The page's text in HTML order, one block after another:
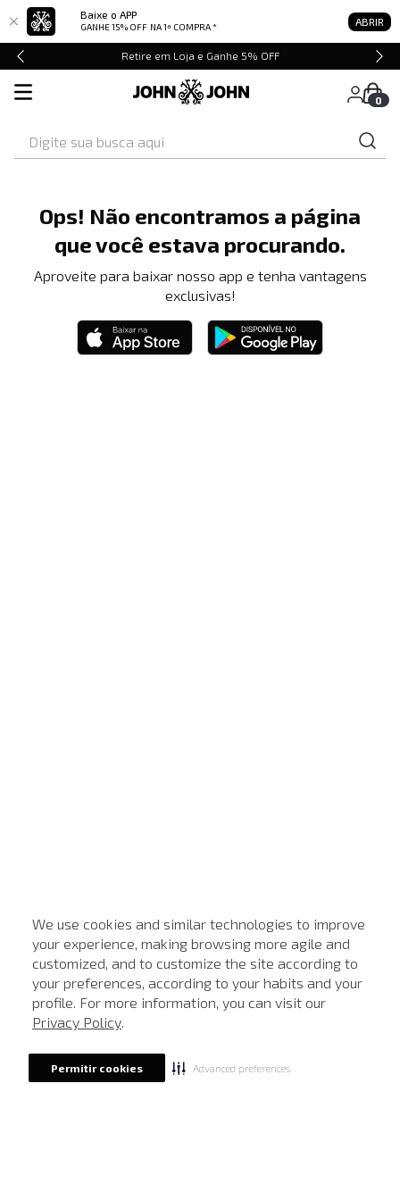
Baixe o APP
GANHE 15% OFF NA 1ª COMPRA * ABRIR
We use cookies and similar technologies to improve
your experience, making browsing more agile and
customized, and to customize the site according to
your preferences, according to your habits and your
profile. For more information, you can visit our
Privacy Policy.
Permitir cookies Advanced preferences
Retire em Loja e Ganhe 5% OFF
0
Ops! Não encontramos a página
que você estava procurando.
Aproveite para baixar nosso app e tenha vantagens
exclusivas!